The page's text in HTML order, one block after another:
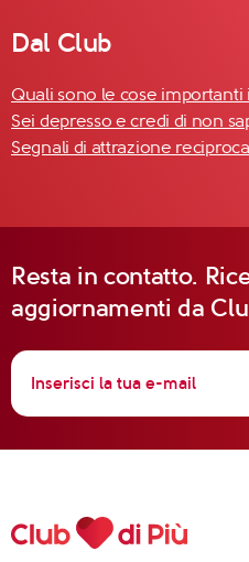
Dal Club
Quali sono le cose
Sei depresso e credi di non
Segnali di attrazione reciproca
Resta in contatto.
aggiornamenti da